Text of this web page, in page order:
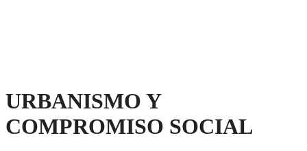
URBANISMO Y
COMPROMISO SOCIAL